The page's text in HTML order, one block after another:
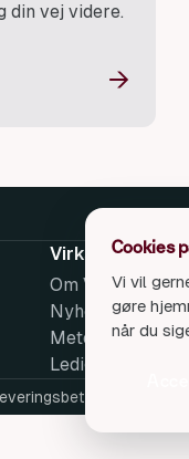
din vej videre.
→
Virksomheden
Om Vision
Nyheder
Metode
Ledige stillinger
Cookies
Vi vil
gøre
når du